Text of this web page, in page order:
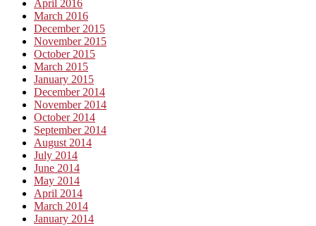
April 2016
March 2016
December 2015
November 2015
October 2015
March 2015
January 2015
December 2014
November 2014
October 2014
September 2014
August 2014
July 2014
June 2014
May 2014
April 2014
March 2014
January 2014